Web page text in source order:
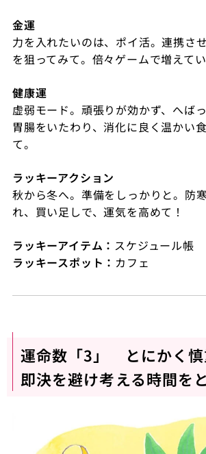
金運
力を入れたいのは、ポイ活。連携さ
を狙ってみて。倍々ゲームで増えてい
健康運
虚弱モード。頑張りが効かず、へばっ
胃腸をいたわり、消化に良く温かい
て。
ラッキーアクション
秋から冬へ。準備をしっかりと。防
れ、買い足しで、運気を高めて！
ラッキーアイテム： スケジュール帳
ラッキースポット： カフェ
運命数「3」 とにかく慎
即決を避け考える時間を